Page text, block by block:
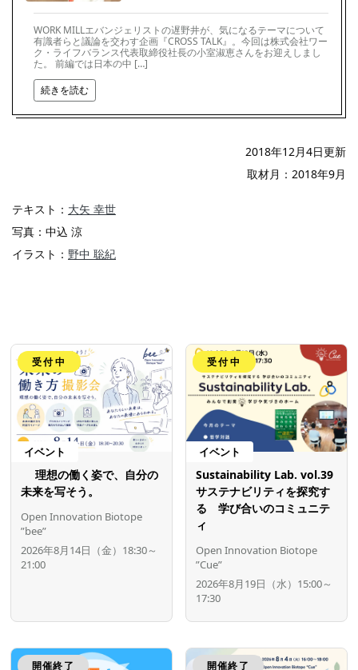
WORK MILLエバンジェリストの遅野井が、気になるテーマについて
有識者らと議論を交わす企画『CROSS TALK』。今回は株式会社ワー
ク・ライフバランス代表取締役社長の小室淑恵さんをお迎えしまし
た。 前編では日本の中 […]
続きを読む
2018年12月4日更新
取材月：2018年9月
テキスト： 大矢 幸世
写真：中込 涼
イラスト： 野中 聡紀
受付中
イベント
理想の働く姿で、自分の
未来を写そう。
Open Innovation Biotope
”bee”
2026年8月14日（金）18:30～
21:00
受付中
イベント
Sustainability Lab. vol.39
サステナビリティを探究す
る 学び合いのコミュニテ
ィ
Open Innovation Biotope
”Cue”
2026年8月19日（水）15:00～
17:30
開催終了 開催終了